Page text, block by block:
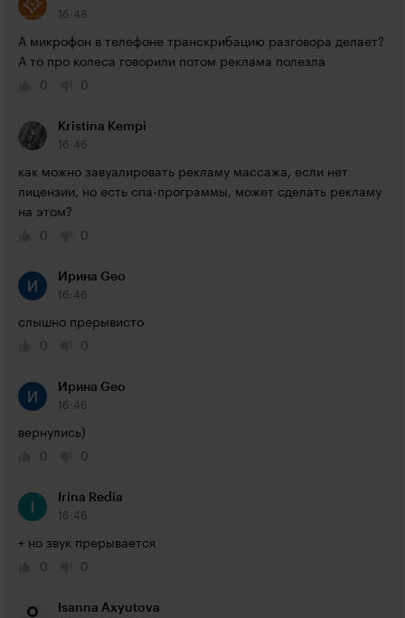
16:48
А микрофон в телефоне транскрибацию разговора делает?
А то про колеса говорили потом реклама полезла
0
0
Kristina Kempi
16:46
как можно завуалировать рекламу массажа, если нет
лицензии, но есть спа-программы, может сделать рекламу
на этом?
0
0
Ирина Geo
16:46
слышно прерывисто
0
0
Ирина Geo
16:46
вернулись)
0
0
Irina Redia
16:46
+ но звук прерывается
0
0
Isanna Axyutova